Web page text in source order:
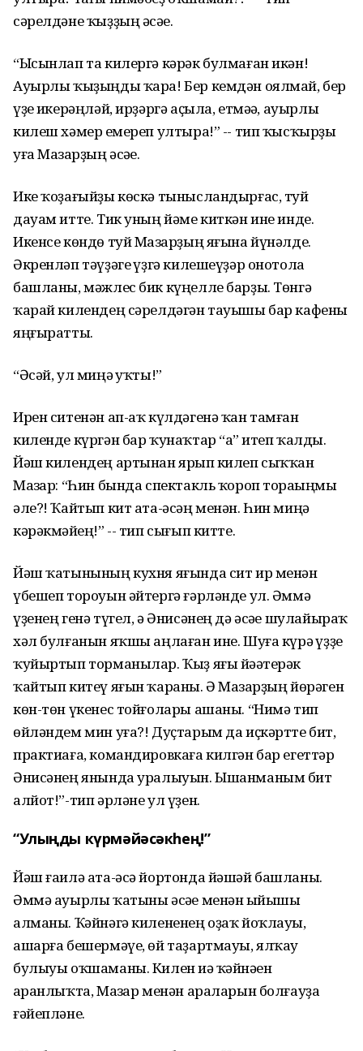
сәрелдәне ҡыҙҙың әсәһе.
“Ысынлап та килергә кәрәк булмаған икән!
Ауырлы ҡыҙыңды ҡара! Бер кемдән оялмай, бер
үҙе һикерәңләй, ирҙәргә аҫыла, етмәһә, ауырлы
килеш хәмер һемереп ултыра!” -- тип ҡысҡырҙы
уға Мазһарҙың әсәһе.
Ике ҡоҙағыйҙы көскә тынысландырғас, туй
дауам итте. Тик уның йәме киткән ине инде.
Икенсе көндө туй Мазһарҙың яғына йүнәлде.
Әкренләп тәүҙәге һүҙгә килешеүҙәр онотола
башланы, мәжлес бик күңелле барҙы. Төнгә
ҡарай килендең сәрелдәгән тауышы бар кафены
яңғыратты.
“Әсәй, ул миңә һуҡты!”
Ирен ситенән ап-аҡ күлдәгенә ҡан тамған
киленде күргән бар ҡунаҡтар “аһ” итеп ҡалды.
Йәш килендең артынан ярһып килеп сыҡҡан
Мазһар: “Һин бында спектакль ҡороп тораһыңмы
әле?! Ҡайтып кит ата-әсәң менән. Һин миңә
кәрәкмәйһең!” -- тип сығып китте.
Йәш ҡатынының кухня яғында сит ир менән
үбешеп тороуын әйтергә ғәрләнде ул. Әммә
үҙенең генә түгел, ә Әнисәнең дә әсәһе шулайыраҡ
хәл булғанын яҡшы аңлаған ине. Шуға күрә һүҙҙе
ҡуйыртып торманылар. Ҡыҙ яғы йәһәтерәк
ҡайтып китеү яғын ҡараны. Ә Мазһарҙың йөрәген
көн-төн үкенес тойғолары ашаны. “Нимә тип
өйләндем мин уға?! Дуҫтарым да иҫкәртте бит,
практиаға, командировкаға килгән бар егеттәр
Әнисәнең янында уралыуын. Ышанманым бит
алйот!”-тип әрләне ул үҙен.
“Улыңды күрмәйәсәкһең!”
Йәш ғаилә ата-әсә йортонда йәшәй башланы.
Әммә ауырлы ҡатыны әсәһе менән һыйышы
алманы. Ҡәйнәгә килененең оҙаҡ йоҡлауы,
ашарға бешермәүе, өй таҙартмауы, ялҡау
булыуы оҡшаманы. Килен иһә ҡәйнәһен
һаранлыҡта, Мазһар менән араларын болғауҙа
ғәйепләне.